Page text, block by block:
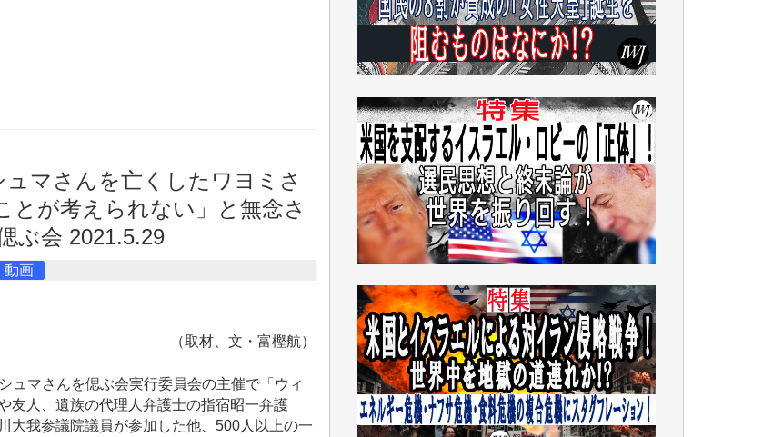
マさんを亡くしたワヨミさ
とが考えられない」と無念さ
ぶ会 2021.5.29
動画
（取材、文・富樫航）
マさんを偲ぶ会実行委員会の主催で「ウィ
友人、遺族の代理人弁護士の指宿昭一弁護
大我参議院議員が参加した他、500人以上の一